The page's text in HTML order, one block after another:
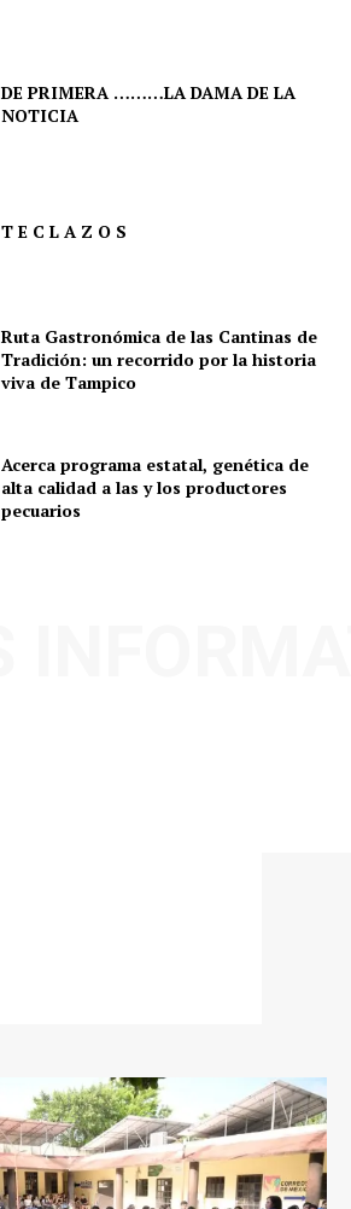
DE PRIMERA ………LA DAMA DE LA
NOTICIA
T E C L A Z O S
Ruta Gastronómica de las Cantinas de
Tradición: un recorrido por la historia
viva de Tampico
Acerca programa estatal, genética de
alta calidad a las y los productores
pecuarios